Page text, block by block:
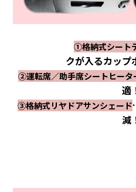
①格納式シート
クが入るカップ
②運転席／助手席シートヒータ
適
③格納式リヤドアサンシェード
減